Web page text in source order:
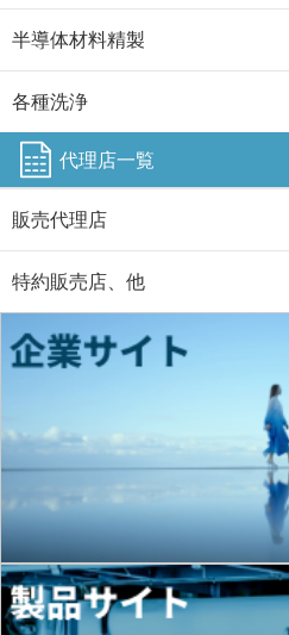
半導体材料精製
各種洗浄
代理店一覧
販売代理店
特約販売店、他